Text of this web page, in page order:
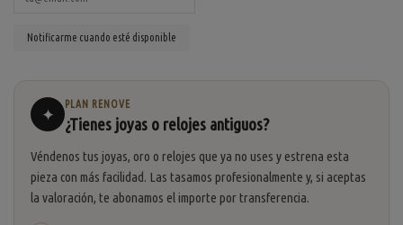
✦
PLAN RENOVE
¿Tienes joyas o relojes antiguos?
Véndenos tus joyas, oro o relojes que ya no uses y estrena esta
pieza con más facilidad. Las tasamos profesionalmente y, si aceptas
la valoración, te abonamos el importe por transferencia.